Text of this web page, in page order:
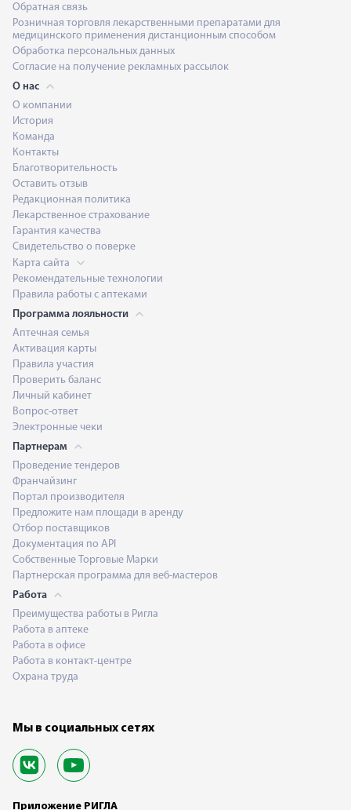
Обратная связь
Розничная торговля лекарственными препаратами для
медицинского применения дистанционным способом
Обработка персональных данных
Согласие на получение рекламных рассылок
О нас
О компании
История
Команда
Контакты
Благотворительность
Оставить отзыв
Редакционная политика
Лекарственное страхование
Гарантия качества
Свидетельство о поверке
Карта сайта
Рекомендательные технологии
Правила работы с аптеками
Программа лояльности
Аптечная семья
Активация карты
Правила участия
Проверить баланс
Личный кабинет
Вопрос-ответ
Электронные чеки
Партнерам
Проведение тендеров
Франчайзинг
Портал производителя
Предложите нам площади в аренду
Отбор поставщиков
Документация по API
Собственные Торговые Марки
Партнерская программа для веб-мастеров
Работа
Преимущества работы в Ригла
Работа в аптеке
Работа в офисе
Работа в контакт-центре
Охрана труда
Мы в социальных сетях
Приложение РИГЛА